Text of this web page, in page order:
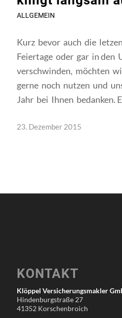
ALLGEMEIN
Kurz bevor auch die
Feiertage oder gar in den
verschwinden, möchten
gerne noch nutzen und
Jahr bei Ihnen bedanken.
23. Dezember 2015
KONTAKT
Klöppel Versicherungsmakler
Hindenburgstraße 27
41352 Korschenbroich